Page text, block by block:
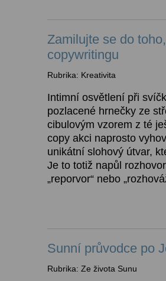
Zamilujte se do
copywritingu
Rubrika: Kreativita
Intimní osvětlení při
pozlacené hrnečky ze
cibulovým vzorem z té
copy akci naprosto
unikátní slohový útvar,
Je to totiž napůl
„reporvor“ nebo
Sunní průvodce po
Rubrika: Ze života Sunu